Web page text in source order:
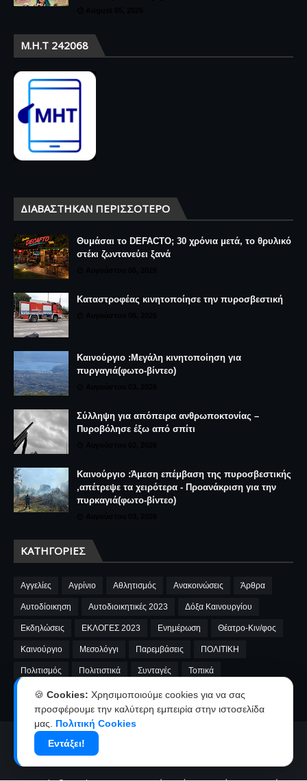
Μ.Η.Τ 242068
ΔΙΑΒΆΣΤΗΚΑΝ ΠΕΡΙΣΣΌΤΕΡΟ
Θυμάσαι το DEFACTO; 30 χρόνια μετά, το θρυλικό
στέκι ζωντανεύει ξανά
Καταστροφέας κινητοποίησε την πυροσβεστική
Καινούργιο :Μεγάλη κινητοποίηση για
πυργαγιά(φωτο-βίντεο)
Σύλληψη για απόπειρα ανθρωποκτονίας –
Πυροβόλησε έξω από σπίτι
Καινούργιο :Άμεση επέμβαση της πυροσβεστικής
,απέτρεψε τα χειρότερα - Προανάκριση για την
πυρκαγιά(φωτο-βίντεο)
ΚΑΤΗΓΟΡΊΕΣ
Αγγελίες Αγρίνιο Αθλητισμός Ανακοινώσεις Άρθρα
Αυτοδίοικηση Αυτοδιοικητικές 2023 Δόξα Καινουργίου
Εκδηλώσεις ΕΚΛΟΓΕΣ 2023 Ενημέρωση Θέατρο-Κιν/φος
Καινούργιο Μεσολόγγι Παρεμβάσεις ΠΟΛΙΤΙΚΗ
Πολιτισμός Πολιτιστικά Συνταγές Τοπικά
A.E.Καινουργίου cinema Fnews market video
Αρχική Ταυτότητα
🍪 Cookies: Χρησιμοποιούμε cookies για να σας
προσφέρουμε την καλύτερη εμπειρία στην ιστοσελίδα
μας. Πολιτική Cookies
Εντάξει!